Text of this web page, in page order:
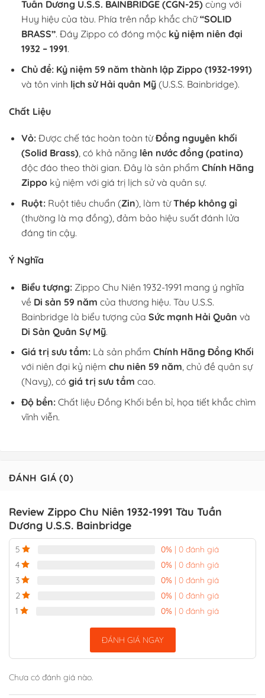
Tuần Dương U.S.S. BAINBRIDGE (CGN-25)cùng với
Huy hiệu của tàu. Phía trên nắp khắc chữ“SOLID
BRASS”. Đáy Zippo có đóng mộc kỷ niệm niên đại
1932 – 1991.
Chủ đề: Kỷ niệm 59 năm thành lập Zippo (1932-1991)
và tôn vinh lịch sử Hải quân Mỹ(U.S.S. Bainbridge).
Chất Liệu
Vỏ:Được chế tác hoàn toàn từĐồng nguyên khối
(Solid Brass), có khả năng lên nước đồng (patina)
độc đáo theo thời gian. Đây là sản phẩm Chính Hãng
Zippokỷ niệm với giá trị lịch sử và quân sự.
Ruột:Ruột tiêu chuẩn (Zin), làm từThép không gỉ
(thường là mạ đồng), đảm bảo hiệu suất đánh lửa
đáng tin cậy.
Ý Nghĩa
Biểu tượng:Zippo Chu Niên 1932-1991 mang ý nghĩa
về Di sản 59 năm của thương hiệu. Tàu U.S.S.
Bainbridge là biểu tượng của Sức mạnh Hải Quân và
Di Sản Quân Sự Mỹ.
Giá trị sưu tầm:Là sản phẩm Chính Hãng Đồng Khối
với niên đại kỷ niệm chu niên 59 năm, chủ đề quân sự
(Navy), có giá trị sưu tầm cao.
Độ bền:Chất liệu Đồng Khối bền bỉ, họa tiết khắc chìm
vĩnh viễn.
ĐÁNH GIÁ (0)
Review Zippo Chu Niên 1932-1991 Tàu Tuần
Dương U.S.S. Bainbridge
5 0% | 0 đánh giá
4
0% | 0 đánh giá
3
0% | 0 đánh giá
2
0% | 0 đánh giá
1
0% | 0 đánh giá
ĐÁNH GIÁ NGAY
Chưa có đánh giá nào.